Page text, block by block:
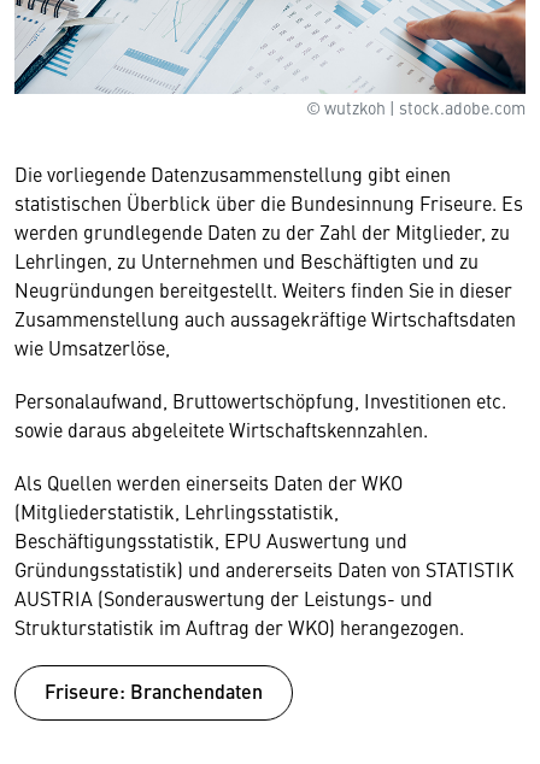
© wutzkoh | stock.adobe.com
Die vorliegende Datenzusammenstellung gibt einen
statistischen Überblick über die Bundesinnung Friseure. Es
werden grundlegende Daten zu der Zahl der Mitglieder, zu
Lehrlingen, zu Unternehmen und Beschäftigten und zu
Neugründungen bereitgestellt. Weiters finden Sie in dieser
Zusammenstellung auch aussagekräftige Wirtschaftsdaten
wie Umsatzerlöse,
Personalaufwand, Bruttowertschöpfung, Investitionen etc.
sowie daraus abgeleitete Wirtschaftskennzahlen.
Als Quellen werden einerseits Daten der WKO
(Mitgliederstatistik, Lehrlingsstatistik,
Beschäftigungsstatistik, EPU Auswertung und
Gründungsstatistik) und andererseits Daten von STATISTIK
AUSTRIA (Sonderauswertung der Leistungs- und
Strukturstatistik im Auftrag der WKO) herangezogen.
Friseure: Branchendaten